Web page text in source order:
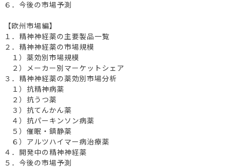
６．今後の市場予測
【欧州市場編】
１．精神神経薬の主要製品一覧
２．精神神経薬の市場規模
１）薬効別市場規模
２）メーカー別マーケットシェア
３．精神神経薬の薬効別市場分析
１）抗精神病薬
２）抗うつ薬
３）抗てんかん薬
４）抗パーキンソン病薬
５）催眠・鎮静薬
６）アルツハイマー病治療薬
４．開発中の精神神経薬
５．今後の市場予測